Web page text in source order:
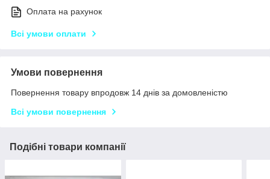
Оплата на рахунок
Всі умови оплати
Умови повернення
Повернення товару впродовж 14 днів за домовленістю
Всі умови повернення
Подібні товари компанії